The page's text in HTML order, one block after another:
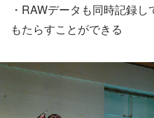
・RAWデータも同時記録
もたらすことができる